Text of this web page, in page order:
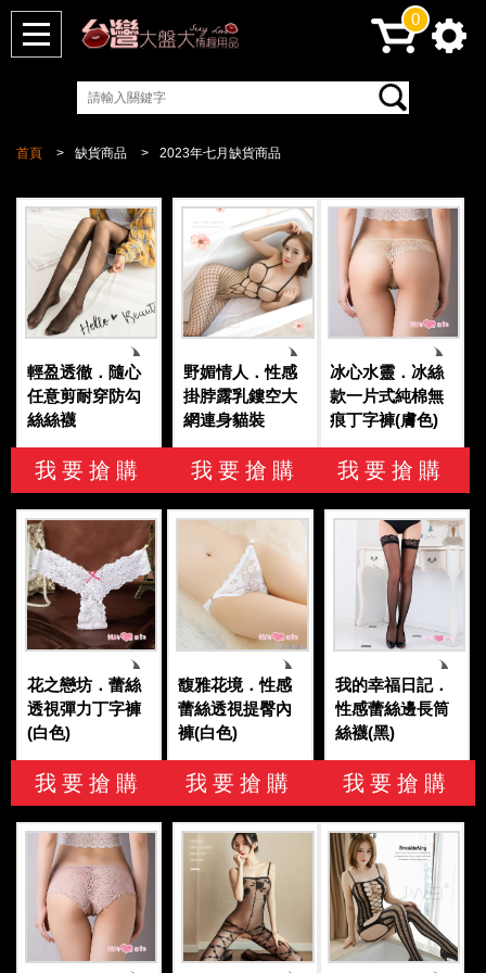
首頁 缺貨商品 2023年七月缺貨商品
輕盈透徹．隨心
任意剪耐穿防勾
絲絲襪
我要搶購
野媚情人．性感
掛脖露乳鏤空大
網連身貓裝
我要搶購
冰心水靈．冰絲
款一片式純棉無
痕丁字褲(膚色)
我要搶購
花之戀坊．蕾絲
透視彈力丁字褲
(白色)
我要搶購
馥雅花境．性感
蕾絲透視提臀內
褲(白色)
我要搶購
我的幸福日記．
性感蕾絲邊長筒
絲襪(黑)
我要搶購
0